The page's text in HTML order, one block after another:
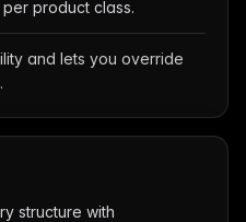
product class.
and lets you override
structure with